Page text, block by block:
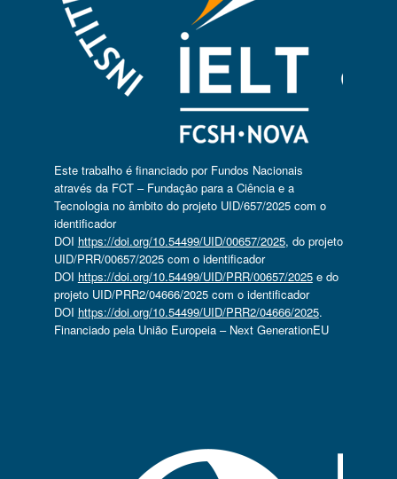
Este trabalho é financiado por Fundos Nacionais
através da FCT – Fundação para a Ciência e a
Tecnologia no âmbito do projeto UID/657/2025 com o
identificador
DOI https://doi.org/10.54499/UID/00657/2025, do projeto
UID/PRR/00657/2025 com o identificador
DOI https://doi.org/10.54499/UID/PRR/00657/2025e do
projeto UID/PRR2/04666/2025 com o identificador
DOI https://doi.org/10.54499/UID/PRR2/04666/2025.
Financiado pela União Europeia – Next GenerationEU